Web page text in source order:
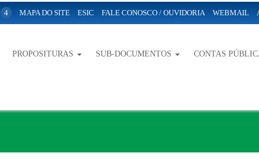
4 MAPA DO SITE ESIC FALE CONOSCO / OUVIDORIA WEBMAIL
PROPOSITURAS SUB-DOCUMENTOS CONTAS